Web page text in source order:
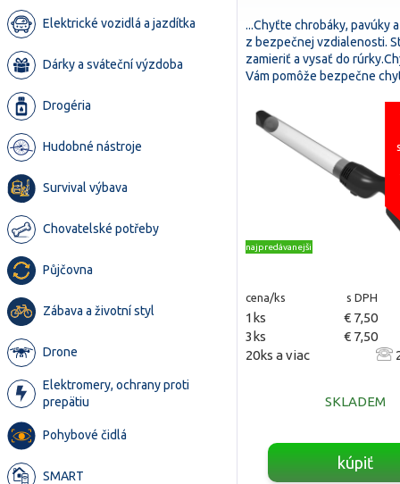
Elektrické vozidlá a jazdítka
Dárky a sváteční výzdoba
Drogéria
Hudobné nástroje
Survival výbava
Chovatelské potřeby
Půjčovna
Zábava a životní styl
Drone
Elektromery, ochrany proti
prepätiu
Pohybové čidlá
SMART
...Chyťte chrobáky, pavúky
z bezpečnej vzdialenosti.
zamieriť a vysať do
Vám pomôže bezpečne
najpredávanejšie
cena/ks s DPH
1ks
€ 7,50
3ks
€ 7,50
20ks a viac
SKLADEM
kúpiť